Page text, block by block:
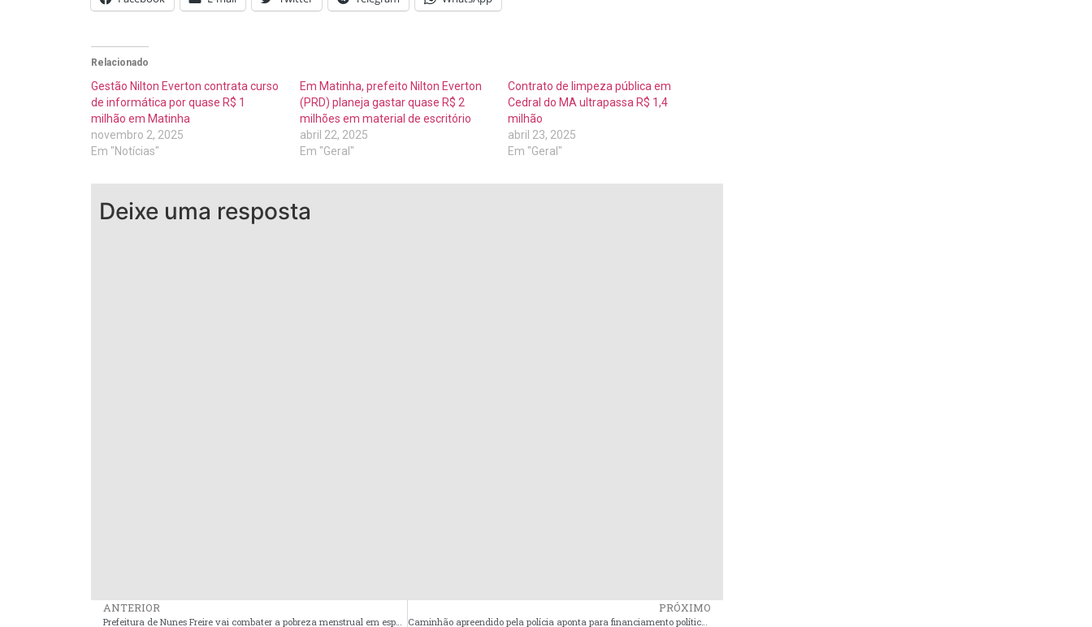
Relacionado
Gestão Nilton Everton contrata curso
de informática por quase R$ 1
milhão em Matinha
novembro 2, 2025
Em "Notícias"
Em Matinha, prefeito Nilton Everton
(PRD) planeja gastar quase R$ 2
milhões em material de escritório
abril 22, 2025
Em "Geral"
Contrato de limpeza pública em
Cedral do MA ultrapassa R$ 1,4
milhão
abril 23, 2025
Em "Geral"
Deixe uma resposta
ANTERIOR
Prefeitura de Nunes Freire vai combater a pobreza menstrual em espaços escolares
PRÓXIMO
Caminhão apreendido pela polícia aponta para financiamento político de protesto na Baixada